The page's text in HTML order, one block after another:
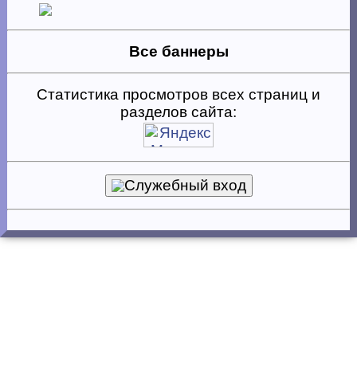
Все баннеры
Статистика просмотров всех страниц и
разделов сайта:
Служебный вход